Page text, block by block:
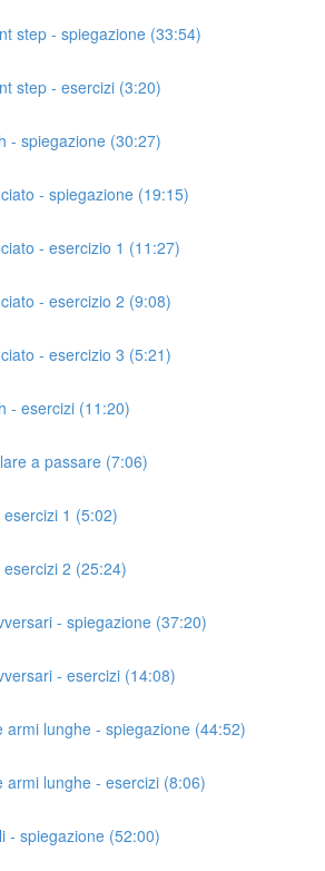
step - spiegazione (33:54)
step - esercizi (3:20)
- spiegazione (30:27)
- spiegazione (19:15)
- esercizio 1 (11:27)
- esercizio 2 (9:08)
- esercizio 3 (5:21)
- esercizi (11:20)
a passare (7:06)
1 (5:02)
2 (25:24)
- spiegazione (37:20)
- esercizi (14:08)
armi lunghe - spiegazione (44:52)
armi lunghe - esercizi (8:06)
- spiegazione (52:00)